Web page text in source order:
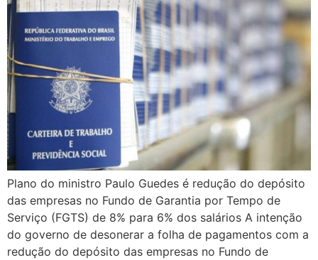
Plano do ministro Paulo Guedes é redução do depósito
das empresas no Fundo de Garantia por Tempo de
Serviço (FGTS) de 8% para 6% dos salários A intenção
do governo de desonerar a folha de pagamentos com a
redução do depósito das empresas no Fundo de